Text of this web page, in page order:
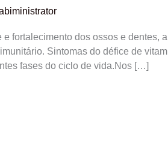
fortalecimento dos ossos e dentes,
Sintomas do défice de
fases do ciclo de vida.Nos […]